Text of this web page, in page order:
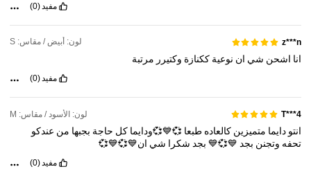
مفيد (0)
z***n لون: أبيض / مقاس: S
انا اشحن شي ان نوعيةككنازة وكتيرر مرتبة
مفيد (0)
T***4 لون: الأسود / مقاس: M
انتودايما متميزينكالعادهطبعا💞💙💞ودايماكل حاجة بجبها من عندكو
تحفه وتجنن بجد 💙💞💙 بجد شكرا شي ان💙💞💙💞
مفيد(0)